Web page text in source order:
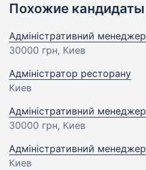
Похожие кандидаты
Адміністративний менеджер
30000 грн, Киев
Адміністратор ресторану
Киев
Адміністративний менеджер
30000 грн, Киев
Адміністративний менеджер
Киев